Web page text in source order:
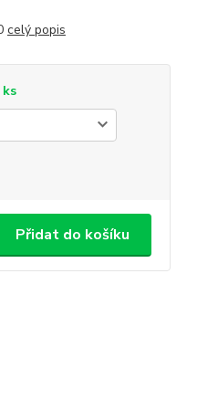
celý popis
Přidat do košíku